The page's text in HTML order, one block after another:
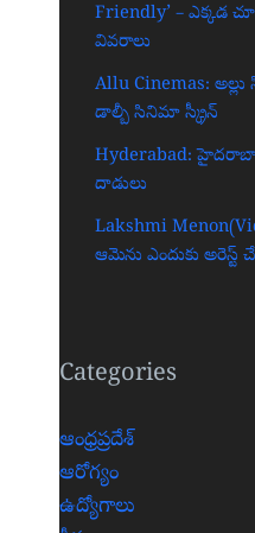
Friendly’ – ఎక్కడ
వివరాలు
Allu Cinemas:
డాల్బీ సినిమా స్క్రీన్‌
Hyderabad:
దాడులు
Lakshmi
ఆమెను ఎందుకు అరెస్ట్
Categories
ఆంధ్రప్రదేశ్
ఆరోగ్యం
ఉద్యోగాలు